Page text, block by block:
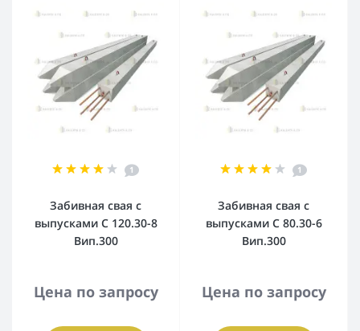
1
Забивная свая с
выпусками С 120.30-8
Вип.300
Цена по запросу
1
Забивная свая с
выпусками С 80.30-6
Вип.300
Цена по запросу